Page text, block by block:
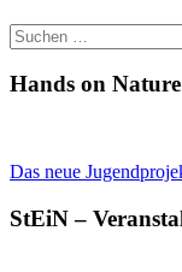
Hands on Nature
Das neue
StEiN –